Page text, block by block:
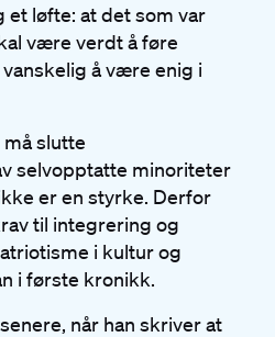
løfte: at det som var
være verdt å føre
å være enig i
slutte
selvopptatte minoriteter
er en styrke. Derfor
til integrering og
i kultur og
i første kronikk.
når han skriver at